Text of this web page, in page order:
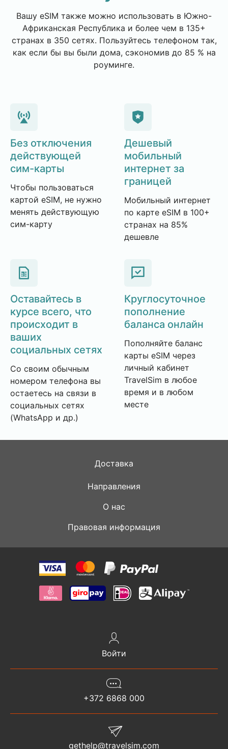
Вашу eSIM также можно использовать в Южно-
Африканская Республика и более чем в 135+
странах в 350 сетях. Пользуйтесь телефоном так,
как если бы вы были дома, сэкономив до 85 % на
роуминге.
Без отключения
действующей
сим-карты
Чтобы пользоваться
картой eSIM, не нужно
менять действующую
сим-карту
Дешевый
мобильный
интернет за
границей
Мобильный интернет
по карте eSIM в 100+
странах на 85%
дешевле
Оставайтесь в
курсе всего, что
происходит в
ваших
социальных сетях
Со своим обычным
номером телефона вы
остаетесь на связи в
социальных сетях
(WhatsApp и др.)
Круглосуточное
пополнение
баланса онлайн
Пополняйте баланс
карты eSIM через
личный кабинет
TravelSim в любое
время и в любом
месте
Доставка
Направления
О нас
Правовая информация
Войти
+372 6868 000
gethelp@travelsim.com